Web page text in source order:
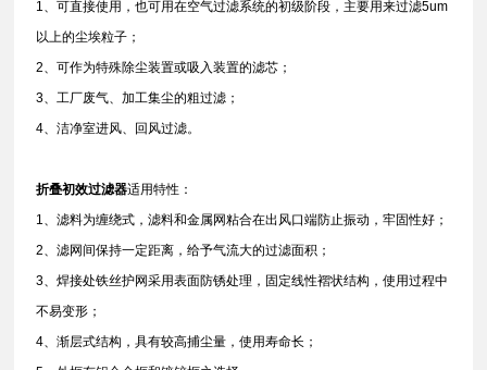
1、可直接使用，也可用在空气过滤系统的初级阶段，主要用来过滤5um
以上的尘埃粒子；
2、可作为特殊除尘装置或吸入装置的滤芯；
3、工厂废气、加工集尘的粗过滤；
4、洁净室进风、回风过滤。
折叠初效过滤器适用特性：
1、滤料为缠绕式，滤料和金属网粘合在出风口端防止振动，牢固性好；
2、滤网间保持一定距离，给予气流大的过滤面积；
3、焊接处铁丝护网采用表面防锈处理，固定线性褶状结构，使用过程中
不易变形；
4、渐层式结构，具有较高捕尘量，使用寿命长；